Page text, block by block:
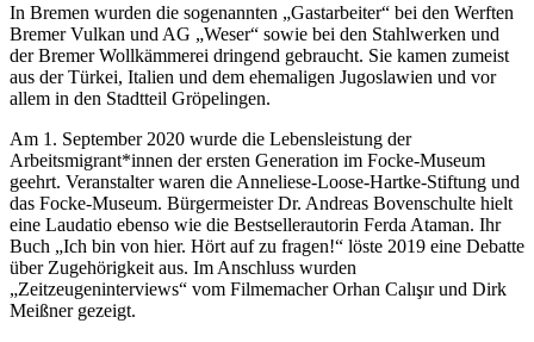
In Bremen wurden die sogenannten „Gastarbeiter“ bei den Werften
Bremer Vulkan und AG „Weser“ sowie bei den Stahlwerken und
der Bremer Wollkämmerei dringend gebraucht. Sie kamen zumeist
aus der Türkei, Italien und dem ehemaligen Jugoslawien und vor
allem in den Stadtteil Gröpelingen.
Am 1. September 2020 wurde die Lebensleistung der
Arbeitsmigrant*innen der ersten Generation im Focke-Museum
geehrt. Veranstalter waren die Anneliese-Loose-Hartke-Stiftung und
das Focke-Museum. Bürgermeister Dr. Andreas Bovenschulte hielt
eine Laudatio ebenso wie die Bestsellerautorin Ferda Ataman. Ihr
Buch „Ich bin von hier. Hört auf zu fragen!“ löste 2019 eine Debatte
über Zugehörigkeit aus. Im Anschluss wurden
„Zeitzeugeninterviews“ vom Filmemacher Orhan Calışır und Dirk
Meißner gezeigt.